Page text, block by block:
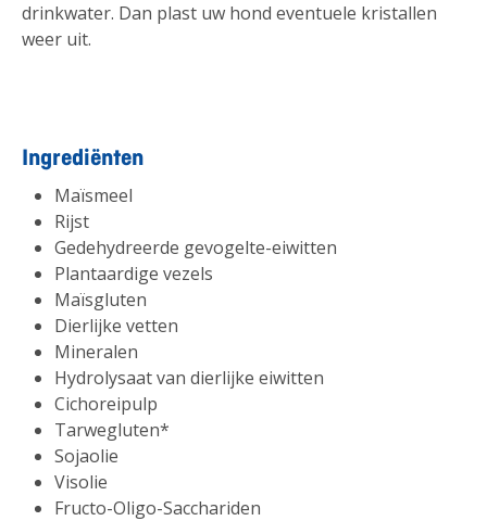
drinkwater. Dan plast uw hond eventuele kristallen
weer uit.
Ingrediënten
Maïsmeel
Rijst
Gedehydreerde gevogelte-eiwitten
Plantaardige vezels
Maïsgluten
Dierlijke vetten
Mineralen
Hydrolysaat van dierlijke eiwitten
Cichoreipulp
Tarwegluten*
Sojaolie
Visolie
Fructo-Oligo-Sacchariden